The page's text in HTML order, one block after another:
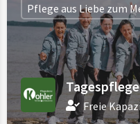
Freie
Pflege aus Liebe zum